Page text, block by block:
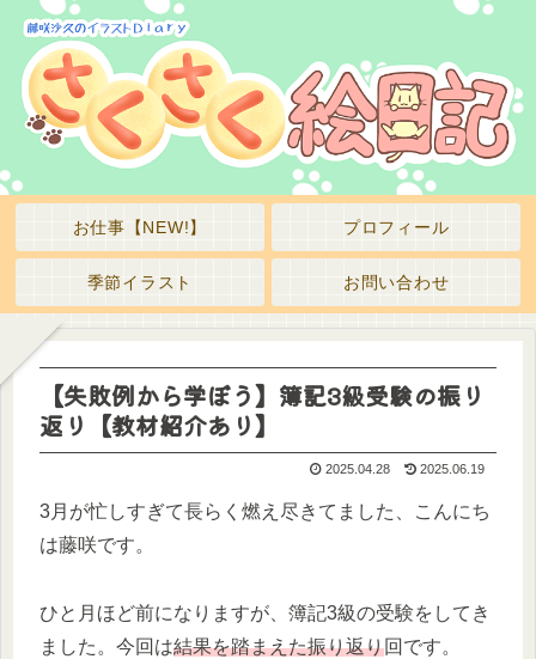
お仕事【NEW!】 プロフィール
季節イラスト お問い合わせ
【失敗例から学ぼう】簿記3級受験の振り
返り【教材紹介あり】
2025.04.28 2025.06.19
3月が忙しすぎて長らく燃え尽きてました、こんにち
は藤咲です。
ひと月ほど前になりますが、簿記3級の受験をしてき
ました。今回は結果を踏まえた振り返り回です。